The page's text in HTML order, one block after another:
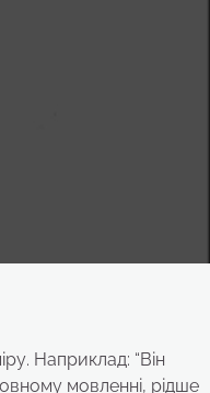
Наприклад: “Він
мовленні, рідше